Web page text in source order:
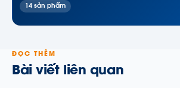
14 sản phẩm
ĐỌC THÊM
Bài viết liên quan